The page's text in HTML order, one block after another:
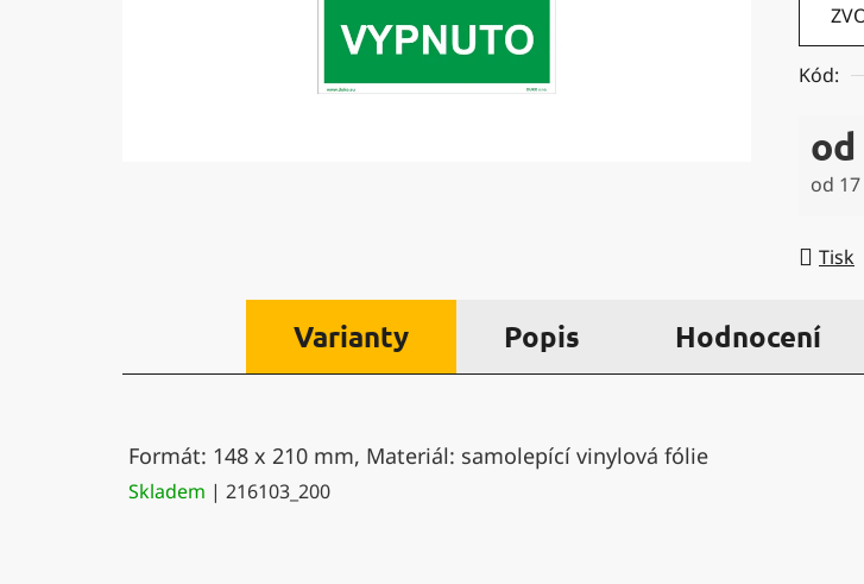
Kód:
od
od
Tisk
Varianty Popis Hodnocení
Formát: 148 x 210 mm, Materiál: samolepící vinylová fólie
Skladem | 216103_200